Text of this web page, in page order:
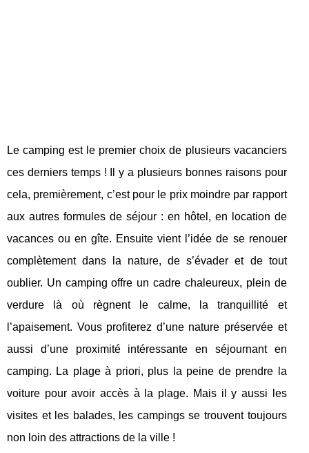
Le camping est le premier choix de plusieurs vacanciers
ces derniers temps ! Il y a plusieurs bonnes raisons pour
cela, premièrement, c’est pour le prix moindre par rapport
aux autres formules de séjour : en hôtel, en location de
vacances ou en gîte. Ensuite vient l’idée de se renouer
complètement dans la nature, de s’évader et de tout
oublier. Un camping offre un cadre chaleureux, plein de
verdure là où règnent le calme, la tranquillité et
l’apaisement. Vous profiterez d’une nature préservée et
aussi d’une proximité intéressante en séjournant en
camping. La plage à priori, plus la peine de prendre la
voiture pour avoir accès à la plage. Mais il y aussi les
visites et les balades, les campings se trouvent toujours
non loin des attractions de la ville !